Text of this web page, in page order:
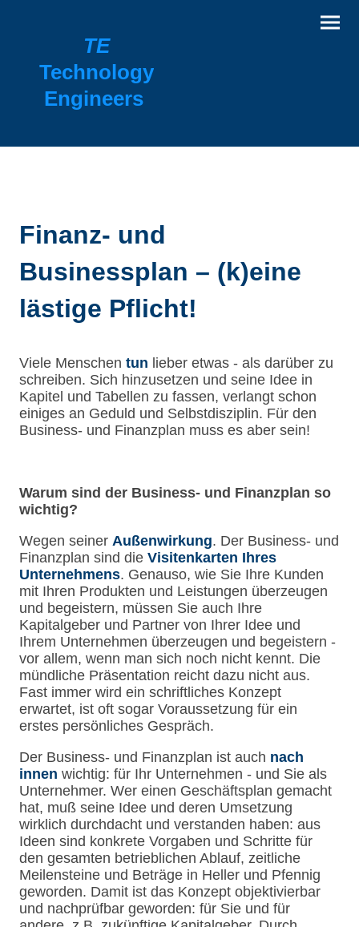
TE
Technology
Engineers
Finanz- und
Businessplan – (k)eine
lästige Pflicht!
Viele Menschen tun lieber etwas - als darüber zu
schreiben. Sich hinzusetzen und seine Idee in
Kapitel und Tabellen zu fassen, verlangt schon
einiges an Geduld und Selbstdisziplin. Für den
Business- und Finanzplan muss es aber sein!
Warum sind der Business- und Finanzplan so
wichtig?
Wegen seiner Außenwirkung. Der Business- und
Finanzplan sind die Visitenkarten Ihres
Unternehmens. Genauso, wie Sie Ihre Kunden
mit Ihren Produkten und Leistungen überzeugen
und begeistern, müssen Sie auch Ihre
Kapitalgeber und Partner von Ihrer Idee und
Ihrem Unternehmen überzeugen und begeistern -
vor allem, wenn man sich noch nicht kennt. Die
mündliche Präsentation reicht dazu nicht aus.
Fast immer wird ein schriftliches Konzept
erwartet, ist oft sogar Voraussetzung für ein
erstes persönliches Gespräch.
Der Business- und Finanzplan ist auch nach
innen wichtig: für Ihr Unternehmen - und Sie als
Unternehmer. Wer einen Geschäftsplan gemacht
hat, muß seine Idee und deren Umsetzung
wirklich durchdacht und verstanden haben: aus
Ideen sind konkrete Vorgaben und Schritte für
den gesamten betrieblichen Ablauf, zeitliche
Meilensteine und Beträge in Heller und Pfennig
geworden. Damit ist das Konzept objektivierbar
und nachprüfbar geworden: für Sie und für